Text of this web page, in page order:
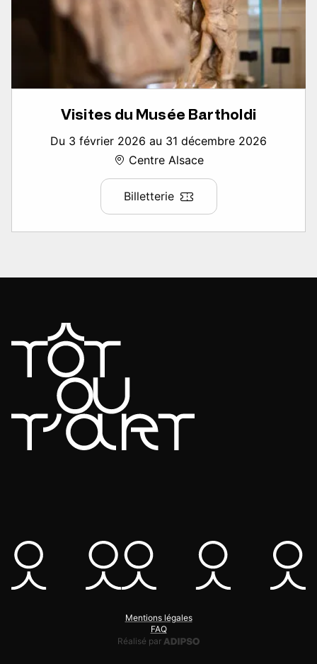
Visites du Musée Bartholdi
Du 3 février 2026 au 31 décembre 2026
Centre Alsace
Billetterie
Mentions légales
FAQ
Réalisé par
Adipso, agence web et